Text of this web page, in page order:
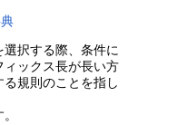
択する際、条件に
ックス長が長い方
規則のことを指し